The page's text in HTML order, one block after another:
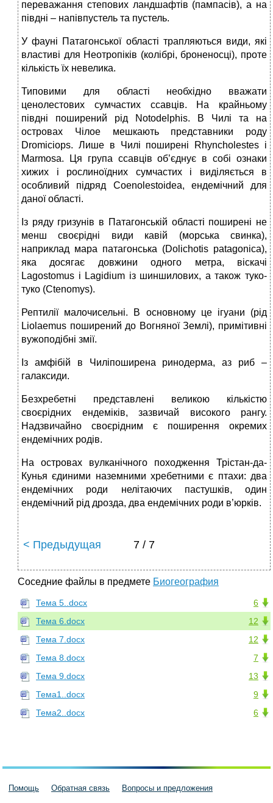
переважання степових ландшафтів (пампасів), а на
півдні – напівпустель та пустель.
У фауні Патагонської області трапляються види, які
властиві для Неотропіків (колібрі, броненосці), проте
кількість їх невелика.
Типовими для області необхідно вважати
ценолестових сумчастих ссавців. На крайньому
півдні поширений рід Notodelphis. В Чилі та на
островах Чілое мешкають представники роду
Dromiciops. Лише в Чилі поширені Rhyncholestes і
Marmosa. Ця група ссавців об’єднує в собі ознаки
хижих і рослиноїдних сумчастих і виділяється в
особливий підряд Coenolestoidea, ендемічний для
даної області.
Із ряду гризунів в Патагонській області поширені не
менш своєрідні види кавій (морська свинка),
наприклад мара патагонська (Dolichotis patagonica),
яка досягає довжини одного метра, віскачі
Lagostomus і Lagidium із шиншилових, а також туко-
туко (Ctenomys).
Рептилії малочисельні. В основному це ігуани (рід
Liolaemus поширений до Вогняної Землі), примітивні
вужоподібні змії.
Із амфібій в Чиліпоширена ринодерма, аз риб –
галаксиди.
Безхребетні представлені великою кількістю
своєрідних ендеміків, зазвичай високого рангу.
Надзвичайно своєрідним є поширення окремих
ендемічних родів.
На островах вулканічного походження Трістан-да-
Кунья єдиними наземними хребетними є птахи: два
ендемічних роди нелітаючих пастушків, один
ендемічний рід дрозда, два ендемічних роди в’юрків.
< Предыдущая 7 / 7
Соседние файлы в предмете Биогеография
6
Тема 5..docx
12
Тема 6.docx
12
Тема 7.docx
7
Тема 8.docx
13
Тема 9.docx
9
Тема1..docx
6
Тема2..docx
Помощь Обратная связь Вопросы и предложения